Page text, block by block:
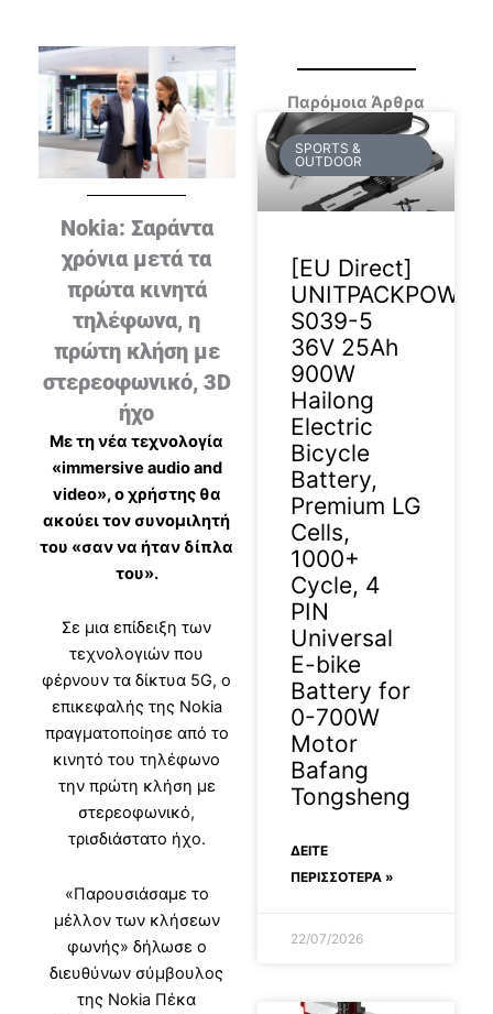
Nokia: Σαράντα
χρόνια μετά τα
πρώτα κινητά
τηλέφωνα, η
πρώτη κλήση με
στερεοφωνικό, 3D
ήχο
Με τη νέα τεχνολογία
«immersive audio and
video», ο χρήστης θα
ακούει τον συνομιλητή
του «σαν να ήταν δίπλα
του».
Σε μια επίδειξη των
τεχνολογιών που
φέρνουν τα δίκτυα 5G, ο
επικεφαλής της Nokia
πραγματοποίησε από το
κινητό του τηλέφωνο
την πρώτη κλήση με
στερεοφωνικό,
τρισδιάστατο ήχο.
«Παρουσιάσαμε το
μέλλον των κλήσεων
φωνής» δήλωσε ο
διευθύνων σύμβουλος
της Nokia Πέκα
Παρόμοια Άρθρα
SPORTS &
OUTDOOR
[EU Direct]
UNITPACKPOWER
S039-5
36V 25Ah
900W
Hailong
Electric
Bicycle
Battery,
Premium LG
Cells,
1000+
Cycle, 4
PIN
Universal
E-bike
Battery for
0-700W
Motor
Bafang
Tongsheng
ΔΕΊΤΕ
ΠΕΡΙΣΣΟΤΕΡΑ »
22/07/2026